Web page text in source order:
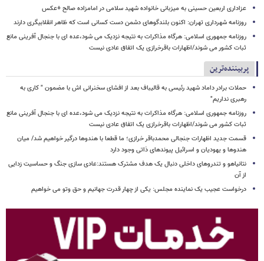
عزاداری اربعین حسینی به میزبانی خانواده شهید سلامی در امامزاده صالح +عکس
روزنامه شهرداری تهران: اکنون بلندگوهای دشمن دست کسانی است که ظاهر انقلابیگری دارند
روزنامه جمهوری اسلامی: هرگاه مذاکرات به نتیجه نزدیک می شود،عده ای با جنجال آفرینی مانع
ثبات کشور می شوند/اظهارات باقرخرازی یک اتفاق عادی نیست
پربیننده‌ترین
حملات برادر داماد شهید رئیسی به قالیباف بعد از افشای سخنرانی اش با مضمون " کاری به
رهبری نداریم"
روزنامه جمهوری اسلامی: هرگاه مذاکرات به نتیجه نزدیک می شود،عده ای با جنجال آفرینی مانع
ثبات کشور می شوند/اظهارات باقرخرازی یک اتفاق عادی نیست
قسمت جدید اظهارات جنجالی محمدباقر خرازی؛ ما قطعا با هندوها درگیر خواهیم شد/ میان
هندوها و یهودیان و اسرائیل پیوندهای ذاتی وجود دارد
نتانیاهو و تندروهای داخلی دنبال یک هدف مشترک هستند:عادی سازی جنگ و حساسیت زدایی
از آن
درخواست عجیب یک نماینده مجلس: یکی از چهار قدرت جهانیم و حق وتو می خواهیم